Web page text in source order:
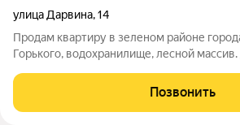
улица Дарвина,14
Продам квартиру в зеленом районе
Горького, водохранилище, лесной
Позвонить